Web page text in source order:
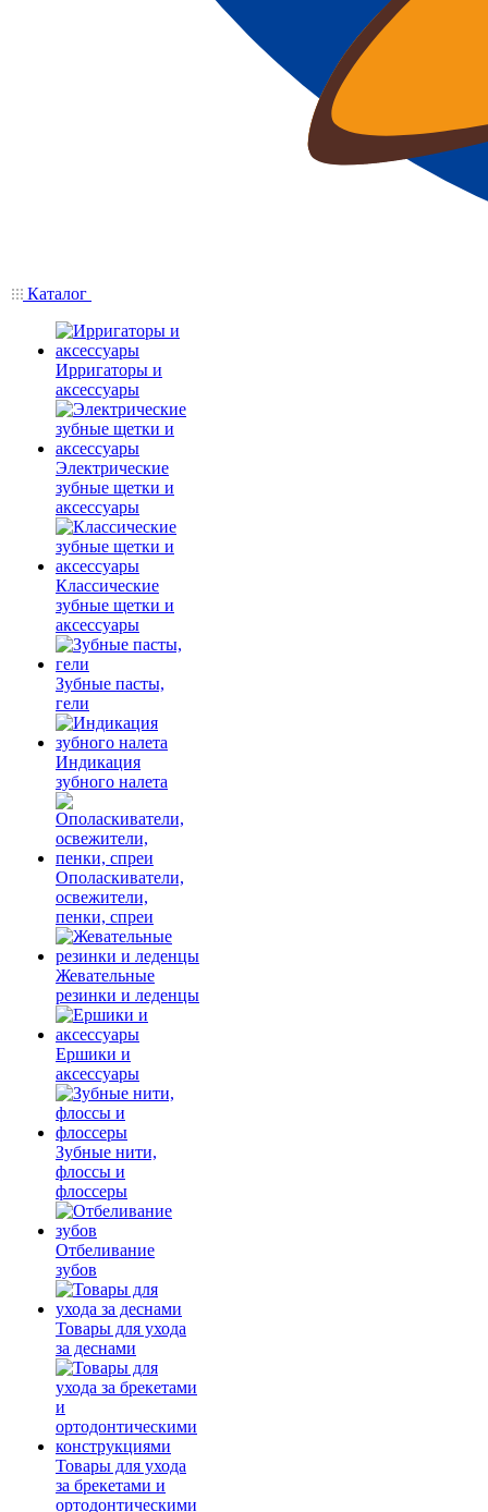
Каталог
Ирригаторы и
аксессуары
Электрические
зубные щетки и
аксессуары
Классические
зубные щетки и
аксессуары
Зубные пасты,
гели
Индикация
зубного налета
Ополаскиватели,
освежители,
пенки, спреи
Жевательные
резинки и леденцы
Ершики и
аксессуары
Зубные нити,
флоссы и
флоссеры
Отбеливание
зубов
Товары для ухода
за деснами
Товары для ухода
за брекетами и
ортодонтическими